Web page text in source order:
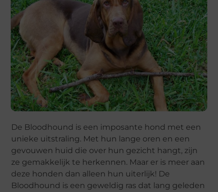
De Bloodhound is een imposante hond met een
unieke uitstraling. Met hun lange oren en een
gevouwen huid die over hun gezicht hangt, zijn
ze gemakkelijk te herkennen. Maar er is meer aan
deze honden dan alleen hun uiterlijk! De
Bloodhound is een geweldig ras dat lang geleden